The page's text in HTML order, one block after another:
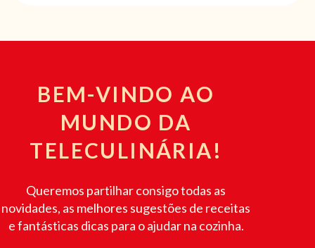
BEM-VINDO AO
MUNDO DA
TELECULINÁRIA!
Queremos partilhar consigo todas as
novidades, as melhores sugestões de receitas
e fantásticas dicas para o ajudar na cozinha.